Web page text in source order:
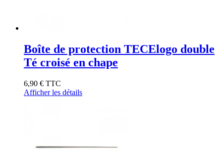
Boîte de protection TECElogo double
Té croisé en chape
6,90 € TTC
Afficher les détails